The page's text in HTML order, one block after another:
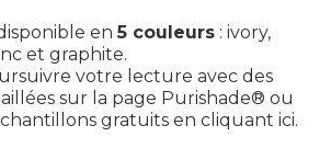
en5 couleurs : ivory,
et graphite.
votre lecture avec des
sur la page Purishade® ou
gratuits en cliquant ici.